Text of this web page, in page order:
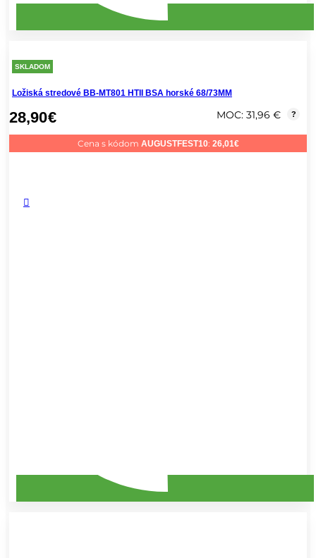
SKLADOM
Ložiská stredové BB-MT801 HTII BSA horské 68/73MM
28,90€ MOC: 31,96 € ?
Cena s kódom AUGUSTFEST10: 26,01€